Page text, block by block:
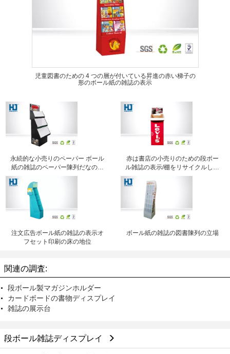
児童図書のための 4 つの層が付いている昇進の赤い梯子の
形のボール紙の雑誌の表示
永続的な小売りのペーパー ボール
紙の雑誌のペーパー陳列だなの環
境友好的に床を張って下さい
赤は書店の小売りのための段ボー
ル雑誌の表示/棚をリサイクルしま
注文広告ボール紙の雑誌の表示オ
フセット印刷の床の地位
ボール紙の雑誌の図書陳列の立場
関連の調査:
段ボール製マガジンホルダー
カードボードの書物ディスプレイ
雑誌の展示台
段ボール雑誌ディスプレイ